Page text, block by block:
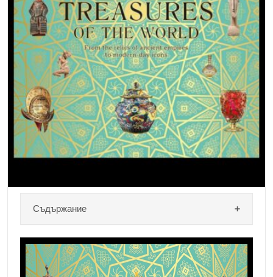
и интервюта за среща според подробности за
миграционния експертиза според родителите.
Атласите според предците могат ще […]
Съдържание